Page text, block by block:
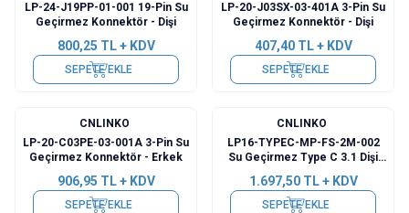
LP-24-J19PP-01-001 19-Pin Su
Geçirmez Konnektör - Dişi
800,25 TL + KDV
SEPETE EKLE
LP-20-J03SX-03-401A 3-Pin Su
Geçirmez Konnektör - Dişi
407,40TL + KDV
SEPETE EKLE
CNLINKO
LP-20-C03PE-03-001A 3-Pin Su
Geçirmez Konnektör - Erkek
906,95 TL + KDV
SEPETE EKLE
CNLINKO
LP16-TYPEC-MP-FS-2M-002
Su Geçirmez Type C 3.1 Dişi
1.697,50TL + KDV
SEPETE EKLE